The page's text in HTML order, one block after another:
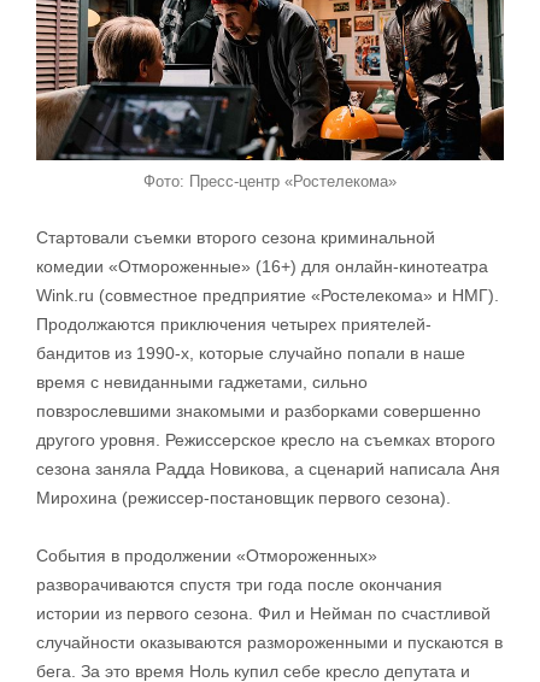
Фото: Пресс-центр «Ростелекома»
Стартовали съемки второго сезона криминальной
комедии «Отмороженные» (16+) для онлайн-кинотеатра
Wink.ru (совместное предприятие «Ростелекома» и НМГ).
Продолжаются приключения четырех приятелей-
бандитов из 1990-х, которые случайно попали в наше
время с невиданными гаджетами, сильно
повзрослевшими знакомыми и разборками совершенно
другого уровня. Режиссерское кресло на съемках второго
сезона заняла Радда Новикова, а сценарий написала Аня
Мирохина (режиссер-постановщик первого сезона).
События в продолжении «Отмороженных»
разворачиваются спустя три года после окончания
истории из первого сезона. Фил и Нейман по счастливой
случайности оказываются размороженными и пускаются в
бега. За это время Ноль купил себе кресло депутата и